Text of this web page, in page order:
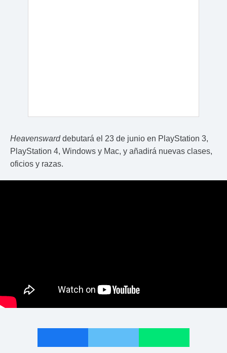
Heavenswarddebutará el 23 de junio en PlayStation 3,
PlayStation 4, Windows y Mac, y añadirá nuevas clases,
oficios y razas.